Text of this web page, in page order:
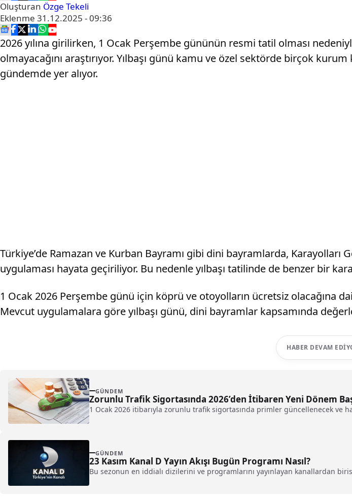
Oluşturan Özge Tekeli
Eklenme 31.12.2025 - 09:36
2026 yılına girilirken, 1 Ocak Perşembe gününün resmi tatil olması
olmayacağını araştırıyor. Yılbaşı günü kamu ve özel sektörde birçok
gündemde yer alıyor.
Türkiye’de Ramazan ve Kurban Bayramı gibi dini bayramlarda,
uygulaması hayata geçiriliyor. Bu nedenle yılbaşı tatilinde de benzer bir
1 Ocak 2026 Perşembe günü için köprü ve otoyolların ücretsiz olacağına
Mevcut uygulamalara göre yılbaşı günü, dini bayramlar kapsamında
HABER DEVAM
GÜNDEM
Zorunlu Trafik Sigortasında 2026’den İtibaren Yeni Dönem
1 Ocak 2026 itibarıyla zorunlu trafik sigortasında primler güncellenecek ve
GÜNDEM
23 Kasım Kanal D Yayın Akışı Bugün Programı Nasıl?
Bu sezonun en iddialı dizilerini ve programlarını yayınlayan kanallardan